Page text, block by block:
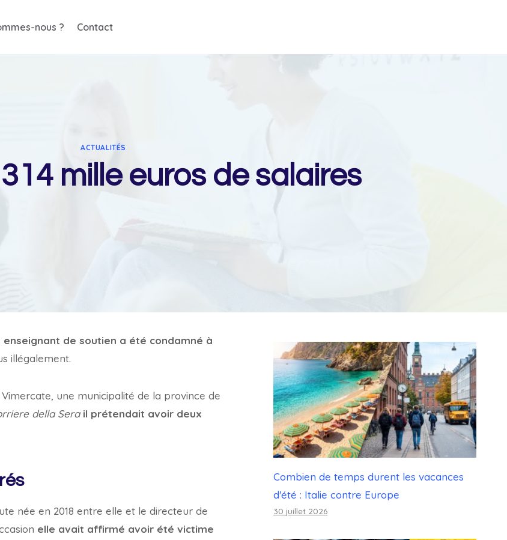
nous ? Contact
ACTUALITÉS
mille euros de salaires
enseignant de soutien a été condamné à
illégalement.
une municipalité de la province de
della Sera il prétendait avoir deux
née en 2018 entre elle et le directeur de
elle avait affirmé avoir été victime
Combien de temps durent les vacances
d'été : Italie contre Europe
30 juillet 2026